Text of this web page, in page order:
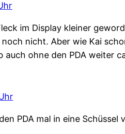
im Display kleiner
nicht. Aber wie Kai
ohne den PDA weiter
PDA mal in eine Schüssel